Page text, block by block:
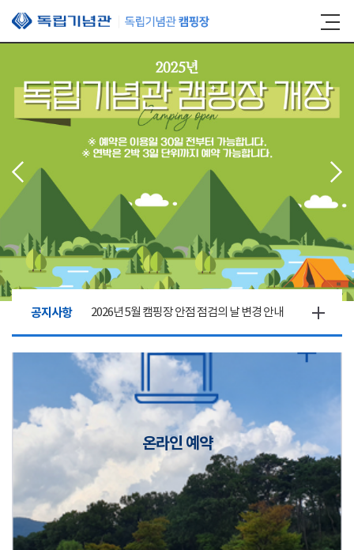
본문 바로가기
공지사항 2026년 5월 캠핑장 안점 점검의 날 변경 안내
캠핑장(9월1일~6일) 미운영 공지
2026년 5월 캠핑장 안점 점검의 날 변경 안내
캠핑장(9월1일~6일) 미운영 공지
온라인 예약